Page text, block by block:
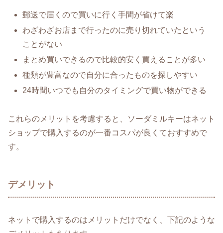
郵送で届くので買いに行く手間が省けて楽
わざわざお店まで行ったのに売り切れていたという
ことがない
まとめ買いできるので比較的安く買えることが多い
種類が豊富なので自分に合ったものを探しやすい
24時間いつでも自分のタイミングで買い物ができる
これらのメリットを考慮すると、ソーダミルキーはネット
ショップで購入するのが一番コスパが良くておすすめで
す。
デメリット
ネットで購入するのはメリットだけでなく、下記のような